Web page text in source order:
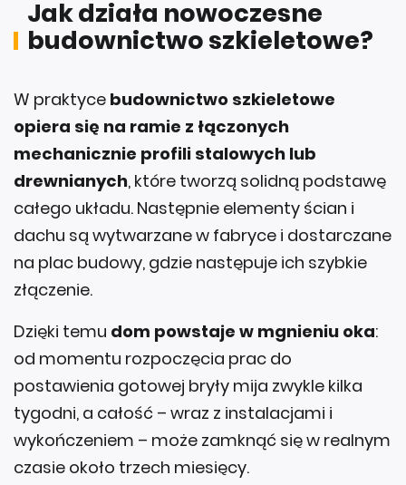
budownictwo szkieletowe?
opiera się na ramie z łączonych
mechanicznie profili stalowych lub
drewnianych, które tworzą solidną podstawę
całego układu. Następnie elementy ścian i
dachu są wytwarzane w fabryce i dostarczane
na plac budowy, gdzie następuje ich szybkie
złączenie.
od momentu rozpoczęcia prac do
postawienia gotowej bryły mija zwykle kilka
tygodni, a całość – wraz z instalacjami i
wykończeniem – może zamknąć się w realnym
czasie około trzech miesięcy.